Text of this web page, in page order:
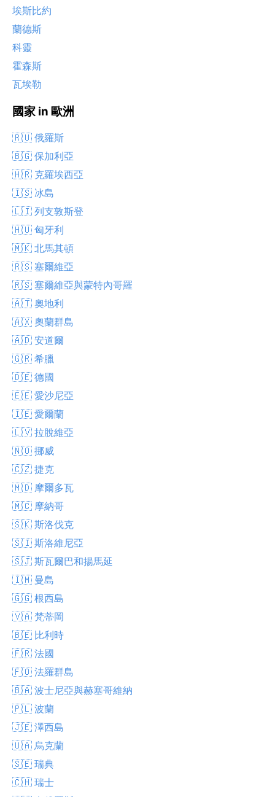
埃斯比約
蘭德斯
科靈
霍森斯
瓦埃勒
國家 in 歐洲
🇷🇺 俄羅斯
🇧🇬 保加利亞
🇭🇷 克羅埃西亞
🇮🇸 冰島
🇱🇮 列支敦斯登
🇭🇺 匈牙利
🇲🇰 北馬其頓
🇷🇸 塞爾維亞
🇷🇸 塞爾維亞與蒙特內哥羅
🇦🇹 奧地利
🇦🇽 奧蘭群島
🇦🇩 安道爾
🇬🇷 希臘
🇩🇪 德國
🇪🇪 愛沙尼亞
🇮🇪 愛爾蘭
🇱🇻 拉脫維亞
🇳🇴 挪威
🇨🇿 捷克
🇲🇩 摩爾多瓦
🇲🇨 摩納哥
🇸🇰 斯洛伐克
🇸🇮 斯洛維尼亞
🇸🇯 斯瓦爾巴和揚馬延
🇮🇲 曼島
🇬🇬 根西島
🇻🇦 梵蒂岡
🇧🇪 比利時
🇫🇷 法國
🇫🇴 法羅群島
🇧🇦 波士尼亞與赫塞哥維納
🇵🇱 波蘭
🇯🇪 澤西島
🇺🇦 烏克蘭
🇸🇪 瑞典
🇨🇭 瑞士